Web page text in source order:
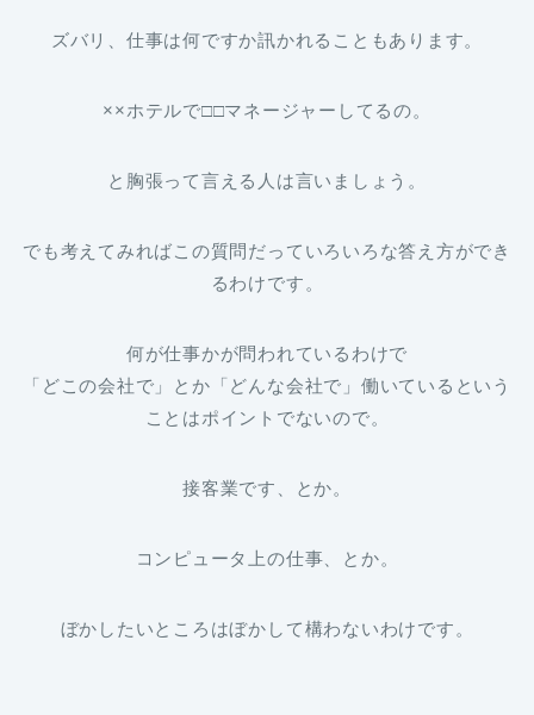
ズバリ、仕事は何ですか訊かれることもあります。
××ホテルで□□マネージャーしてるの。
と胸張って言える人は言いましょう。
でも考えてみればこの質問だっていろいろな答え方ができ
るわけです。
何が仕事かが問われているわけで
「どこの会社で」とか「どんな会社で」働いているという
ことはポイントでないので。
接客業です、とか。
コンピュータ上の仕事、とか。
ぼかしたいところはぼかして構わないわけです。